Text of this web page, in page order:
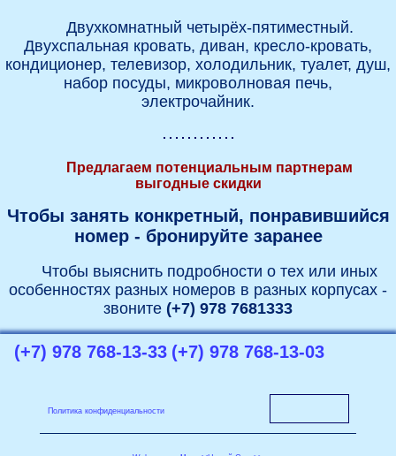
Двухкомнатный четырёх-пятиместный.
Двухспальная кровать, диван, кресло-кровать,
кондиционер, телевизор, холодильник, туалет, душ,
набор посуды, микроволновая печь,
электрочайник.
Предлагаем потенциальным партнерам
выгодные скидки
Чтобы занять конкретный, понравившийся
номер - бронируйте заранее
Чтобы выяснить подробности о тех или иных
особенностях разных номеров в разных корпусах -
звоните (+7) 978 7681333
(+7) 978 768-13-33 (+7) 978 768-13-03
Политика конфиденциальности